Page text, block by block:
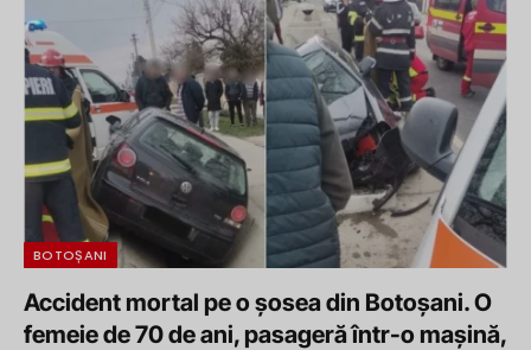
BOTOȘANI
Accident mortal pe o șosea din Botoșani. O
femeie de 70 de ani, pasageră într-o mașină,